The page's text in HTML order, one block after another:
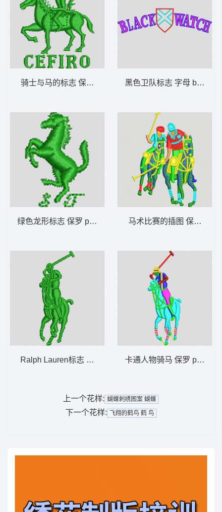
骑士与马的标志 保罗 polo 骑马 男装
绿色龙形标志 保罗 polo 骑马 男装
Ralph Lauren标志 保罗 polo 骑马 男装
黑色卫队标志 字母 black
马术比赛的插图 保罗 polo
卡通人物骑马 保罗 polo 骑
上一个花样: 蝴蝶刺绣图案 蝴蝶
下一个花样: 飞翔的鹤鸟 鹤 鸟